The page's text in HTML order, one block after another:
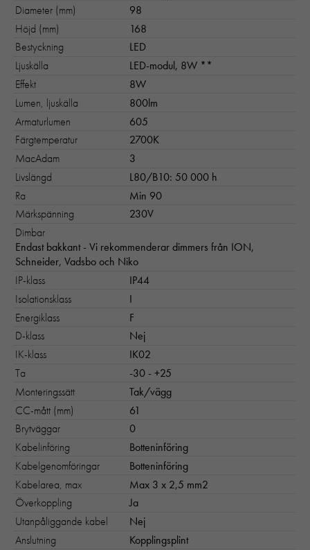
Diameter (mm)
98
Höjd (mm)
168
Bestyckning
LED
Ljuskälla
LED-modul, 8W **
Effekt
8W
Lumen, ljuskälla
800lm
Armaturlumen
605
Färgtemperatur
2700K
MacAdam
3
Livslängd
L80/B10: 50 000 h
Ra
Min 90
Märkspänning
230V
Dimbar
Endast bakkant - Vi rekommenderar dimmers från ION,
Schneider, Vadsbo och Niko
IP-klass
IP44
Isolationsklass
I
Energiklass
F
D-klass
Nej
IK-klass
IK02
Ta
-30 - +25
Monteringssätt
Tak/vägg
CC-mått (mm)
61
Brytväggar
0
Kabelinföring
Botteninföring
Kabelgenomföringar
Botteninföring
Kabelarea, max
Max 3 x 2,5 mm2
Överkoppling
Ja
Utanpåliggande kabel
Nej
Anslutning
Kopplingsplint